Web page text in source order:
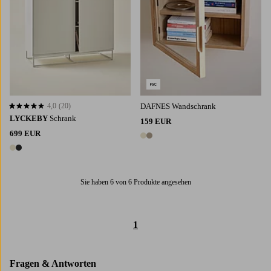
LYCKEBY Schrank
699 EUR
2 Farben
4,0 basierend auf 20 Bewertungen
4,0 (20)
DAFNES Wandschrank
159 EUR
2 Farben
Sie haben 6 von 6 Produkte angesehen
1
Fragen & Antworten